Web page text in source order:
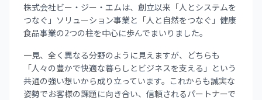
株式会社ビー・ジー・エムは、創立以来「人とシステムを
つなぐ」ソリューション事業と「人と自然をつなぐ」健康
食品事業の2つの柱を中心に歩んでまいりました。
一見、全く異なる分野のように見えますが、どちらも
「人々の豊かで快適な暮らしとビジネスを支える」という
共通の強い想いから成り立っています。これからも誠実な
姿勢でお客様の課題に向き合い、信頼されるパートナーで